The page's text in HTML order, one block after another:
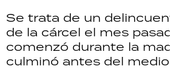
Se trata de un
de la cárcel el mes
comenzó durante la
culminó antes del
SALUD
DEPORTES